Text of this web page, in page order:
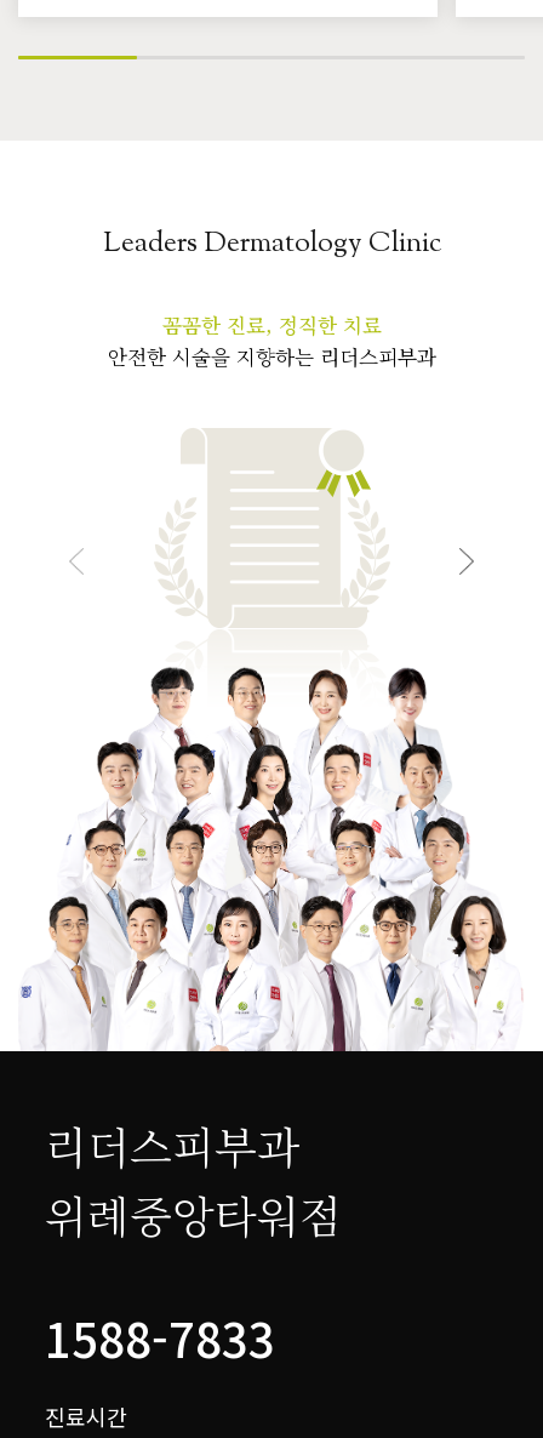
Leaders Dermatology Clinic
꼼꼼한 진료, 정직한 치료
안전한 시술을 지향하는 리더스피부과
리더스피부과
위례중앙타워점
1588-7833
진료시간